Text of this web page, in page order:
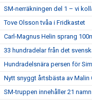
SM-nerräkningen del 1 – vi
Tove Olsson tvåa i Fridkastet
Carl-Magnus Helin sprang
33 hundradelar från det
Hundradelsnära persen för
Nytt snyggt årtsbästa av Malin
SM-truppen innehåller 21 namn